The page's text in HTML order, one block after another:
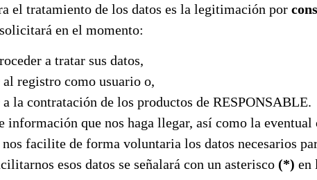
el tratamiento de los datos es la legitimación por
en el momento:
a tratar sus datos,
al registro como usuario o,
la contratación de los productos de RESPONSABLE.
información que nos haga llegar, así como la
facilite de forma voluntaria los datos necesarios
esos datos se señalará con un asterisco (*) en